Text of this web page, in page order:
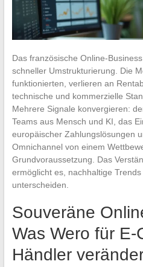
Das französische Online-
schneller Umstrukturierung. Die
funktionierten, verlieren an
technische und kommerzielle
Mehrere Signale konvergieren:
Teams aus Mensch und KI, das
europäischer Zahlungslösungen
Omnichannel von einem
Grundvoraussetzung. Das
ermöglicht es, nachhaltige
unterscheiden.
Souveräne
Was Wero für E-
Händler